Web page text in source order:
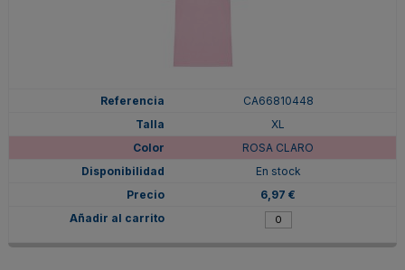
CA66810448
XL
ROSA CLARO
En stock
6,97 €